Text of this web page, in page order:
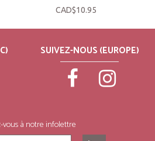
CAD$10.95
SUIVEZ-NOUS (EUROPE)
vous à notre infolettre